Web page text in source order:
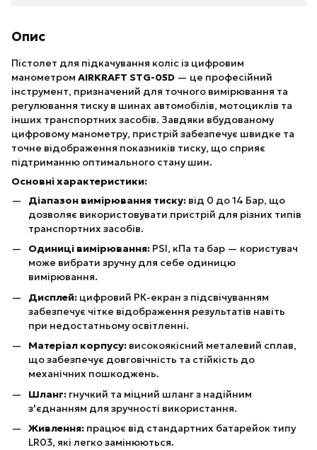
Опис
Пістолет для підкачування коліс із цифровим
манометром AIRKRAFT STG-05D — це професійний
інструмент, призначений для точного вимірювання та
регулювання тиску в шинах автомобілів, мотоциклів та
інших транспортних засобів. Завдяки вбудованому
цифровому манометру, пристрій забезпечує швидке та
точне відображення показників тиску, що сприяє
підтриманню оптимального стану шин.
Основні характеристики:
Діапазон вимірювання тиску: від 0 до 14 Бар, що
дозволяє використовувати пристрій для різних типів
транспортних засобів.
Одиниці вимірювання: PSI, кПа та бар — користувач
може вибрати зручну для себе одиницю
вимірювання.
Дисплей: цифровий РК-екран з підсвічуванням
забезпечує чітке відображення результатів навіть
при недостатньому освітленні.
Матеріал корпусу: високоякісний металевий сплав,
що забезпечує довговічність та стійкість до
механічних пошкоджень.
Шланг: гнучкий та міцний шланг з надійним
з'єднанням для зручності використання.
Живлення: працює від стандартних батарейок типу
LR03, які легко замінюються.